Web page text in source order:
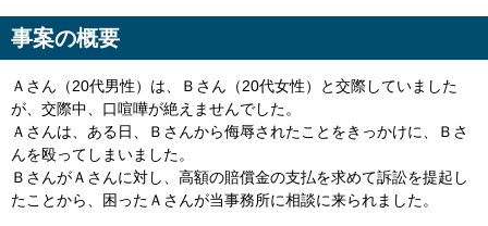
事案の概要
Ａさん（20代男性）は、Ｂさん（20代女性）と交際していました
が、交際中、口喧嘩が絶えませんでした。
Ａさんは、ある日、Ｂさんから侮辱されたことをきっかけに、Ｂさ
んを殴ってしまいました。
ＢさんがＡさんに対し、高額の賠償金の支払を求めて訴訟を提起し
たことから、困ったＡさんが当事務所に相談に来られました。